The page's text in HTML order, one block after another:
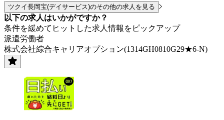
ツクイ長岡宝(デイサービス)のその他の求人を見る
以下の求人はいかがですか？
条件を緩めてヒットした求人情報をピックアップ
派遣労働者
株式会社綜合キャリアオプション(1314GH0810G29★6-N)